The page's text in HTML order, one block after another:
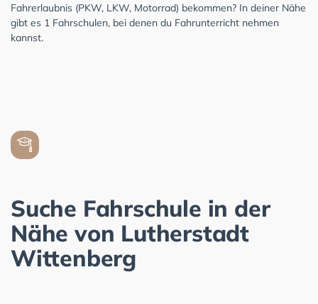
Fahrerlaubnis (PKW, LKW, Motorrad) bekommen? In deiner Nähe
gibt es 1 Fahrschulen, bei denen du Fahrunterricht nehmen
kannst.
Suche Fahrschule in der
Nähe von Lutherstadt
Wittenberg